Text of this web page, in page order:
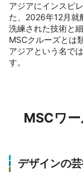
アジアにインスピ
た、2026年12月就
洗練された技術と
MSCクルーズとは
アジアという名で
す。
MSCワ
デザインの